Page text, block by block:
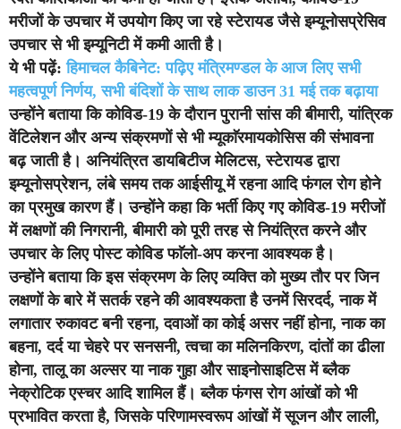
मरीजों के उपचार में उपयोग किए जा रहे स्टेरायड जैसे इम्यूनोसप्रेसिव
उपचार से भी इम्यूनिटी में कमी आती है।
ये भी पढ़ें:हिमाचल कैबिनेट: पढ़िए मंत्रिमण्डल के आज लिए सभी
महत्वपूर्ण निर्णय, सभी बंदिशों के साथ लाक डाउन 31 मई तक बढ़ाया
उन्होंने बताया कि कोविड-19 के दौरान पुरानी सांस की बीमारी, यांत्रिक
वेंटिलेशन और अन्य संक्रमणों से भी म्यूकाॅरमायकोसिस की संभावना
बढ़ जाती है। अनियंत्रित डायबिटीज मेलिटस, स्टेरायड द्वारा
इम्यूनोसप्रेशन, लंबे समय तक आईसीयू में रहना आदि फंगल रोग होने
का प्रमुख कारण हैं। उन्होंने कहा कि भर्ती किए गए कोविड-19 मरीजों
में लक्षणों की निगरानी, बीमारी को पूरी तरह से नियंत्रित करने और
उपचार के लिए पोस्ट कोविड फाॅलो-अप करना आवश्यक है।
उन्होंने बताया कि इस संक्रमण के लिए व्यक्ति को मुख्य तौर पर जिन
लक्षणों के बारे में सतर्क रहने की आवश्यकता है उनमें सिरदर्द, नाक में
लगातार रुकावट बनी रहना, दवाओं का कोई असर नहीं होना, नाक का
बहना, दर्द या चेहरे पर सनसनी, त्वचा का मलिनकिरण, दांतों का ढीला
होना, तालू का अल्सर या नाक गुहा और साइनोसाइटिस में ब्लैक
नेक्रोटिक एस्चर आदि शामिल हैं। ब्लैक फंगस रोग आंखों को भी
प्रभावित करता है, जिसके परिणामस्वरूप आंखों में सूजन और लाली,